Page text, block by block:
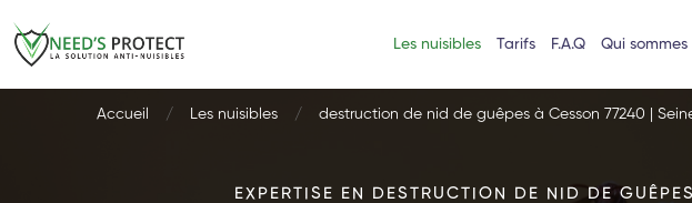
Les nuisibles Tarifs F.A.Q Qui sommes
Accueil Les nuisibles destruction de nid de guêpes à Cesson 77240 |
EXPERTISE EN DESTRUCTION DE NID DE